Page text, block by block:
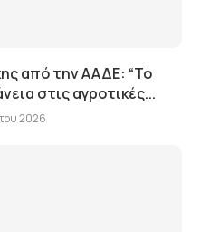
από την ΑΑΔΕ: “Το
στις αγροτικές...
2026